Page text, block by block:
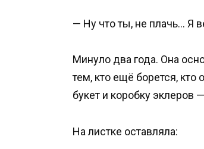
— Ну что ты, не плачь… Я
Минуло два года. Она
тем, кто ещё борется, кто
букет и коробку эклеров
На листке оставляла: